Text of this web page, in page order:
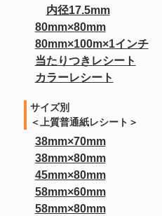
内径17.5mm
80mm×80mm
80mm×100m×1インチ
当たりつきレシート
カラーレシート
サイズ別
＜上質普通紙レシート＞
38mm×70mm
38mm×80mm
45mm×80mm
58mm×60mm
58mm×80mm